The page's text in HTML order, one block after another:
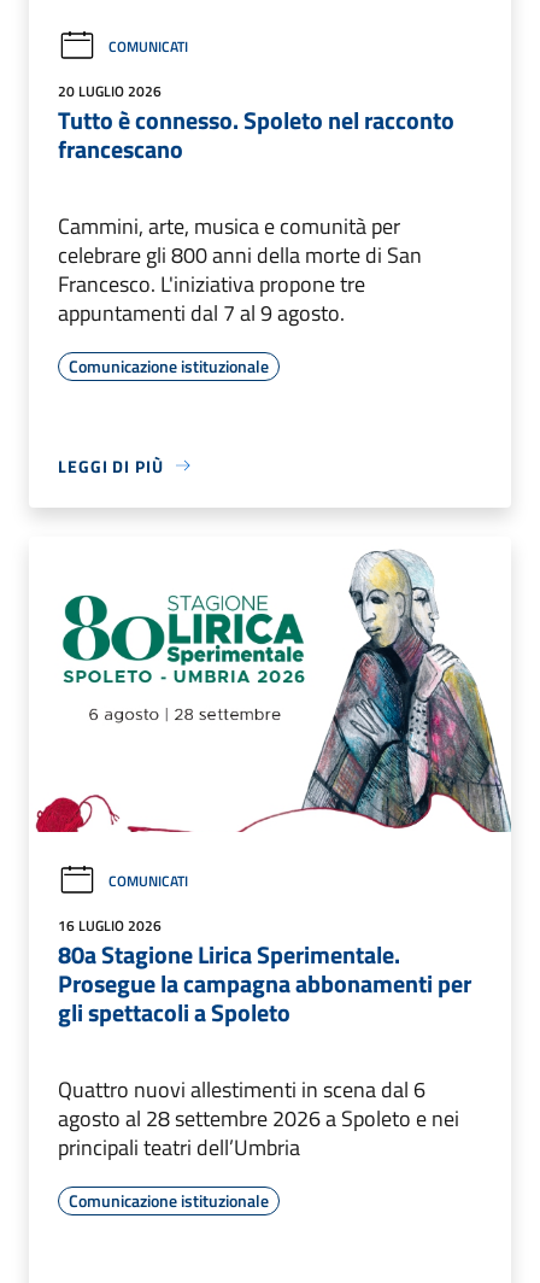
COMUNICATI
20 LUGLIO 2026
Tutto è connesso. Spoleto nel racconto
francescano
Cammini, arte, musica e comunità per
celebrare gli 800 anni della morte di San
Francesco. L'iniziativa propone tre
appuntamenti dal 7 al 9 agosto.
Comunicazione istituzionale
LEGGI DI PIÙ
COMUNICATI
16 LUGLIO 2026
80a Stagione Lirica Sperimentale.
Prosegue la campagna abbonamenti per
gli spettacoli a Spoleto
Quattro nuovi allestimenti in scena dal 6
agosto al 28 settembre 2026 a Spoleto e nei
principali teatri dell’Umbria
Comunicazione istituzionale